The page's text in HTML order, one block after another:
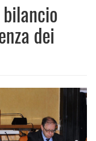
dei